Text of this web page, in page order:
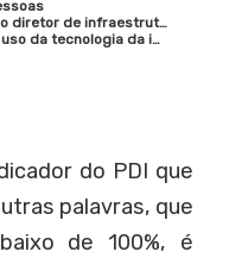
diretor de infraestrut…
da tecnologia da i…
do PDI que
palavras, que
de 100%, é